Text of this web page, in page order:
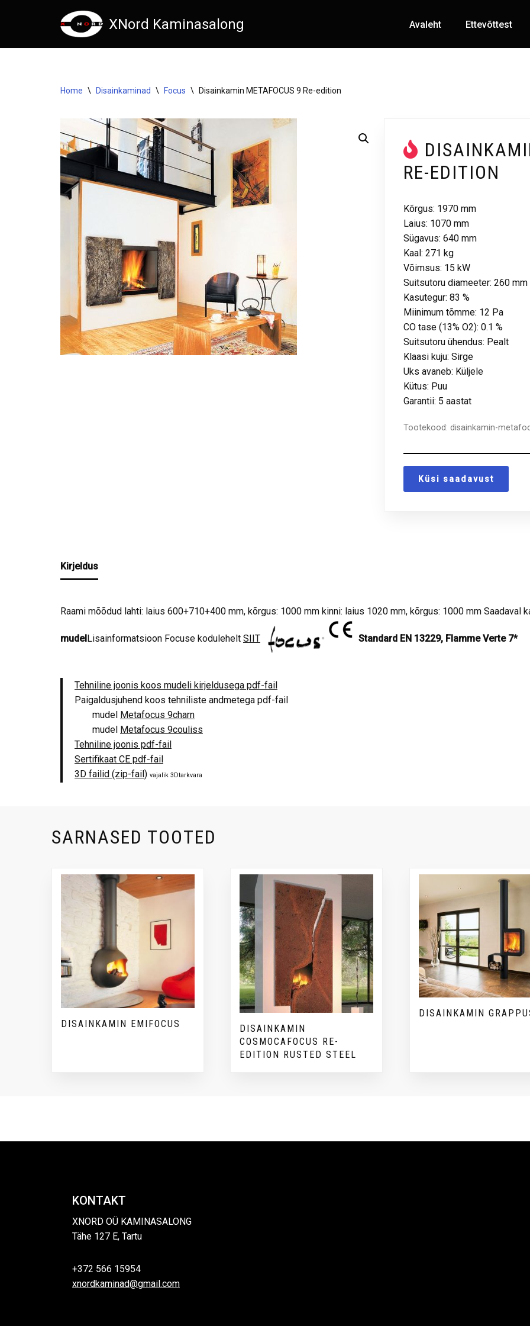
to
XNord Kaminasalong Avaleht Ettevõttest
Home \ Disainkaminad \ Focus \ Disainkamin METAFOCUS 9 Re-edition
RE-EDITION
Kõrgus: 1970 mm
Laius: 1070 mm
Sügavus: 640 mm
Kaal: 271 kg
Võimsus: 15 kW
Suitsutoru diameeter: 260 mm
Kasutegur: 83 %
Miinimum tõmme: 12 Pa
CO tase (13% O2): 0.1 %
Suitsutoru ühendus: Pealt
Klaasi kuju: Sirge
Uks avaneb: Küljele
Kütus: Puu
Garantii: 5 aastat
Tootekood:disainkamin-
Küsi saadavust
Kirjeldus
Raami mõõdud lahti: laius 600+710+400 mm, kõrgus: 1000 mm kinni: laius 1020 mm, kõrgus: 1000 mm Saadaval
mudel Lisainformatsioon Focuse kodulehelt SIIT Standard EN 13229, Flamme Verte 7*
Tehniline joonis koos mudeli kirjeldusega pdf-fail
Paigaldusjuhend koos tehniliste andmetega pdf-fail
mudel Metafocus 9charn
mudel Metafocus 9couliss
Tehniline joonis pdf-fail
Sertifikaat CE pdf-fail
3D failid (zip-fail) vajalik 3Dtarkvara
SARNASED TOOTED
DISAINKAMIN EMIFOCUS
DISAINKAMIN
COSMOCAFOCUS RE-
EDITION RUSTED STEEL
DISAINKAMIN
KONTAKT
XNORD OÜ KAMINASALONG
Tähe 127 E, Tartu
+372 566 15954
xnordkaminad@gmail.com